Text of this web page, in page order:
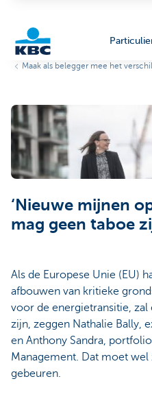
Maak als belegger mee het verschil
‘Nieuwe mijnen
mag geen taboe
Als de Europese Unie (EU)
afbouwen van kritieke
voor de energietransitie,
zijn, zeggen Nathalie Bally,
en Anthony Sandra,
Management. Dat moet
gebeuren.